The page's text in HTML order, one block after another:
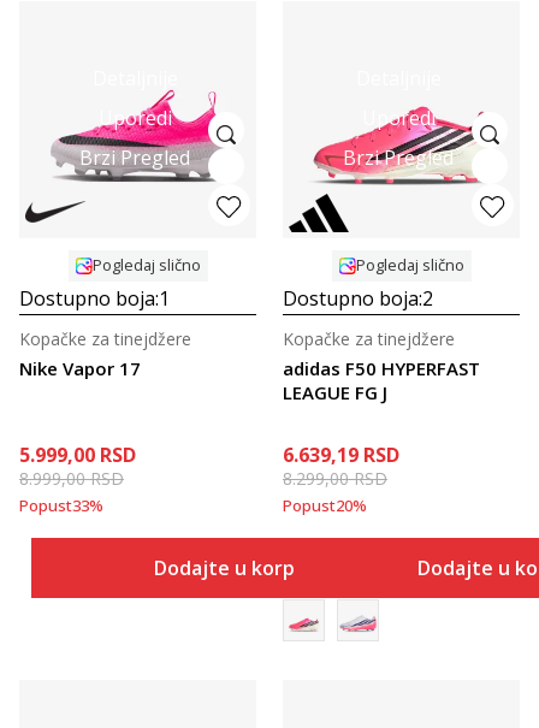
Uporedi
Brzi Pregled
Pogledaj slično
Dostupno boja:1
Nike Vapor 17
Kopačke za tinejdžere
5.999,00 RSD
8.999,00RSD
Popust33%
Dodajte u korpu
Uporedi
Brzi Pregled
Pogledaj slično
Dostupno boja:2
adidas F50 HYPERFAST
LEAGUE FG J
Kopačke za tinejdžere
6.639,19 RSD
8.299,00RSD
Popust20%
Dodajte u